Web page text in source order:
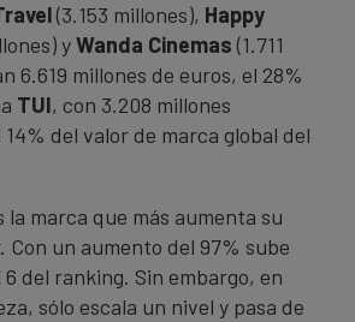
(3.153 millones), Happy
yWanda Cinemas (1.711
6.619 millones de euros, el 28%
TUI, con 3.208 millones
del valor de marca global del
la marca que más aumenta su
Con un aumento del 97% sube
6 del ranking. Sin embargo, en
sólo escala un nivel y pasa de